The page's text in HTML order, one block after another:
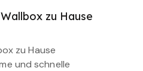
zu Hause
zu Hause
und schnelle